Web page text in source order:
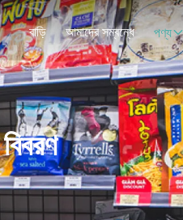
বাড়ি আমাদের সম্বন্ধে পণ্য